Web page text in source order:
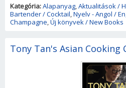
Kategória:Alapanyag,Aktualitások /
Bartender / Cocktail,Nyelv - Angol /
Champagne,Új könyvek / New Books
Tony Tan's Asian Cooking